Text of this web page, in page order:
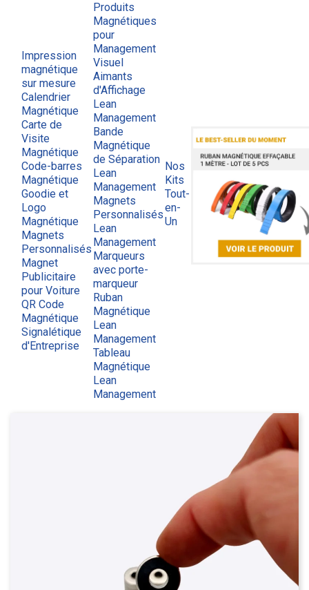
Impression
magnétique
sur mesure
Calendrier
Magnétique
Carte de
Visite
Magnétique
Code-barres
Magnétique
Goodie et
Logo
Magnétique
Magnets
Personnalisés
Magnet
Publicitaire
pour Voiture
QR Code
Magnétique
Signalétique
d'Entreprise
Produits
Magnétiques
pour
Management
Visuel
Aimants
d'Affichage
Lean
Management
Bande
Magnétique
de Séparation
Lean
Management
Magnets
Personnalisés
Lean
Management
Marqueurs
avec porte-
marqueur
Ruban
Magnétique
Lean
Management
Tableau
Magnétique
Lean
Management
Nos
Kits
Tout-
en-
Un